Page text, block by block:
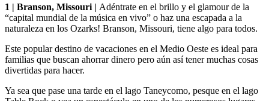
1 | Branson, Missouri | Adéntrate en el brillo y el glamour de la
“capital mundial de la música en vivo” o haz una escapada a la
naturaleza en los Ozarks! Branson, Missouri, tiene algo para todos.
Este popular destino de vacaciones en el Medio Oeste es ideal para
familias que buscan ahorrar dinero pero aún así tener muchas cosas
divertidas para hacer.
Ya sea que pase una tarde en el lago Taneycomo, pesque en el lago